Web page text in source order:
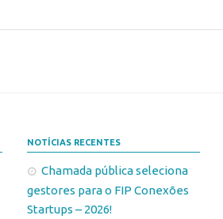
NOTÍCIAS RECENTES
Chamada pública seleciona
gestores para o FIP Conexões
Startups – 2026!